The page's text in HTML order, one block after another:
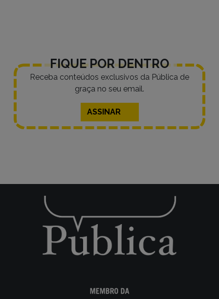
FIQUE POR DENTRO
Receba conteúdos exclusivos da Pública de
graça no seu email.
ASSINAR